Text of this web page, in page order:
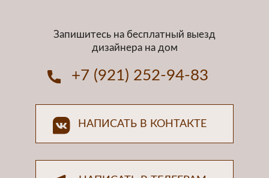
Пошив покрывал, подушек
и декоративных изделий